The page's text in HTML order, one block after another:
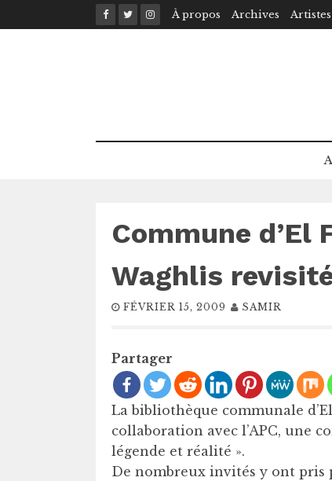
to
À propos Archives Artistes
Commune d’El
Waghlis
FÉVRIER 15, 2009 SAMIR
Partager
La bibliothèque communale
collaboration avec l’APC, une
légende et réalité ».
De nombreux invités y ont